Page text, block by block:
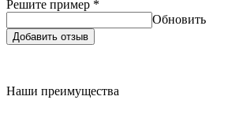
Решите пример *
Обновить
Добавить отзыв
Наши преимущества